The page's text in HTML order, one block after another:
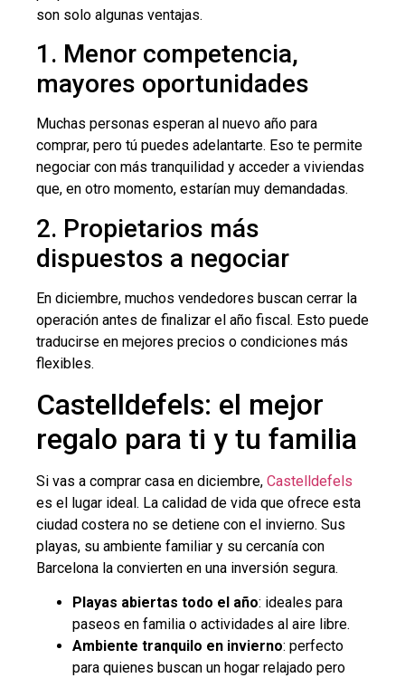
son solo algunas ventajas.
1. Menor competencia,
mayores oportunidades
Muchas personas esperan al nuevo año para
comprar, pero tú puedes adelantarte. Eso te permite
negociar con más tranquilidad y acceder a viviendas
que, en otro momento, estarían muy demandadas.
2. Propietarios más
dispuestos a negociar
En diciembre, muchos vendedores buscan cerrar la
operación antes de finalizar el año fiscal. Esto puede
traducirse en mejores precios o condiciones más
flexibles.
Castelldefels: el mejor
regalo para ti y tu familia
Si vas a comprar casa en diciembre, Castelldefels
es el lugar ideal. La calidad de vida que ofrece esta
ciudad costera no se detiene con el invierno. Sus
playas, su ambiente familiar y su cercanía con
Barcelona la convierten en una inversión segura.
Playas abiertas todo el año: ideales para
paseos en familia o actividades al aire libre.
Ambiente tranquilo en invierno: perfecto
para quienes buscan un hogar relajado pero